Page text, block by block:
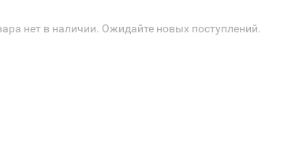
нет в наличии. Ожидайте новых поступлений.